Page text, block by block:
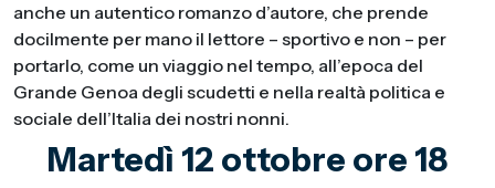
anche un autentico romanzo d’autore, che prende
docilmente per mano il lettore – sportivo e non – per
portarlo, come un viaggio nel tempo, all’epoca del
Grande Genoa degli scudetti e nella realtà politica e
sociale dell’Italia dei nostri nonni.
Martedì 12 ottobre ore 18